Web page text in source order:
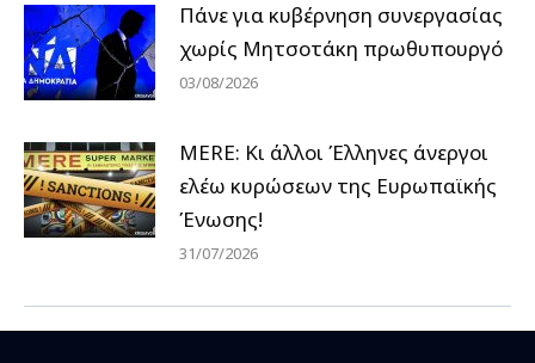
Πάνε για κυβέρνηση συνεργασίας
χωρίς Μητσοτάκη πρωθυπουργό
03/08/2026
MERE: Κι άλλοι Έλληνες άνεργοι
ελέω κυρώσεων της Ευρωπαϊκής
Ένωσης!
31/07/2026